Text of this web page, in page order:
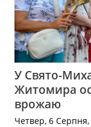
У Свято-
Житомира
врожаю
Четвер, 6